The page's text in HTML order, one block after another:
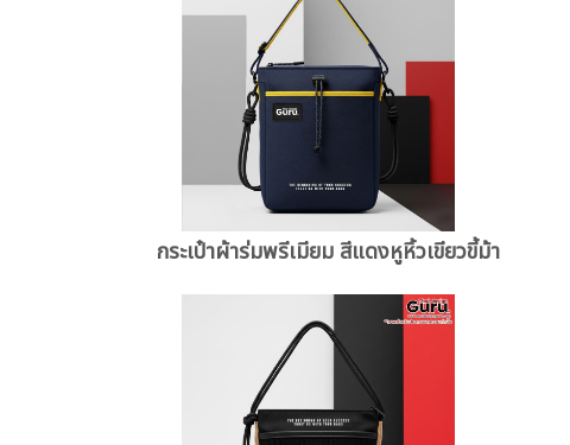
กระเป๋าผ้าร่มพรีเมียม สีแดงหูหิ้วเขียวขี้ม้า